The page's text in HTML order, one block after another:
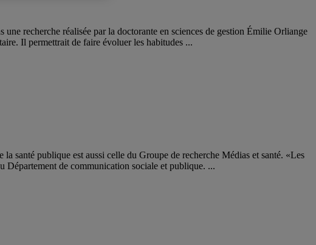
recherche réalisée par la doctorante en sciences de gestion Émilie Orliange
Il permettrait de faire évoluer les habitudes ...
santé publique est aussi celle du Groupe de recherche Médias et santé. «Les
Département de communication sociale et publique. ...